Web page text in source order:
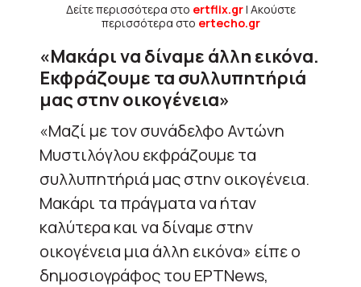
Δείτε περισσότερα στο ertflix.gr| Ακούστε
περισσότερα στο ertecho.gr
«Μακάρι να δίναμε άλλη εικόνα.
Εκφράζουμε τα συλλυπητήριά
μας στην οικογένεια»
«Μαζί με τον συνάδελφο Αντώνη
Μυστιλόγλου εκφράζουμε τα
συλλυπητήριά μας στην οικογένεια.
Μακάρι τα πράγματα να ήταν
καλύτερα και να δίναμε στην
οικογένεια μια άλλη εικόνα» είπε ο
δημοσιογράφος του EΡΤΝews,